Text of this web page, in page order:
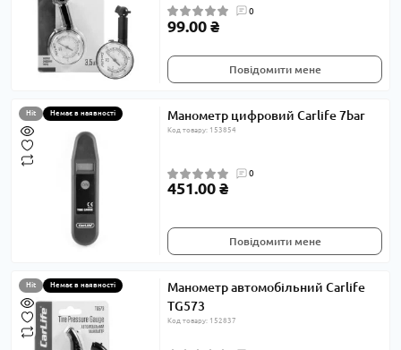
0
99.00 ₴
Повідомити мене
Hit Немає в наявності Манометр цифровий Carlife 7bar
Код товару: 153854
0
451.00 ₴
Повідомити мене
Hit Немає в наявності
Манометр автомобільний Carlife
TG573
Код товару: 152837